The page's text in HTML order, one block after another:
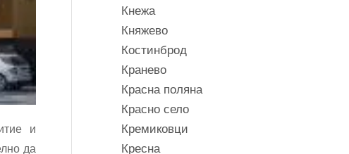
и
да
Кнежа
Княжево
Костинброд
Кранево
Красна поляна
Красно село
Кремиковци
Кресна